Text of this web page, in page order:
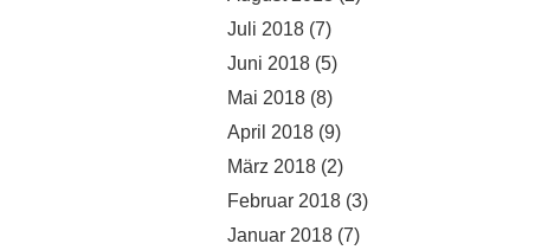
Juli 2018 (7)
Juni 2018 (5)
Mai 2018 (8)
April 2018 (9)
März 2018 (2)
Februar 2018 (3)
Januar 2018 (7)